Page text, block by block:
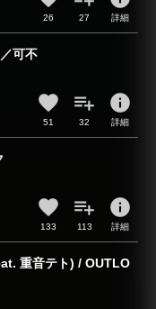
26 27 詳細
可不
51 32
info
詳細
133 113
info
詳細
重音テト) / OUTLO